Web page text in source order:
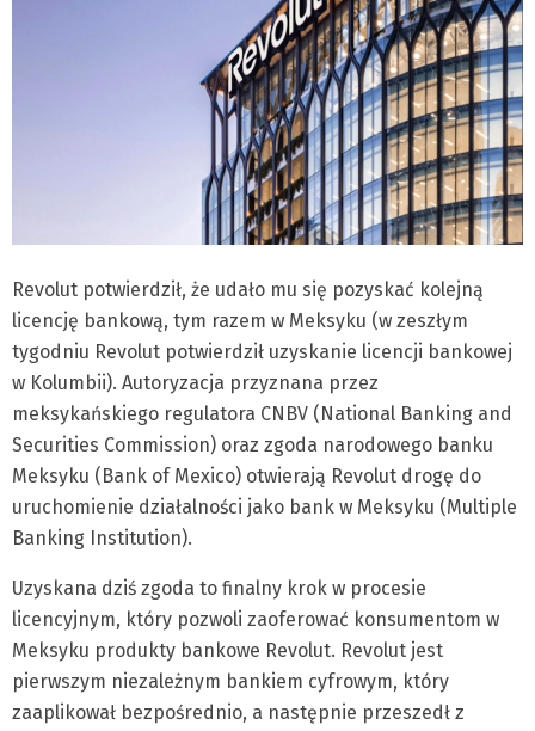
Revolut potwierdził, że udało mu się pozyskać kolejną
licencję bankową, tym razem w Meksyku (w zeszłym
tygodniu Revolut potwierdził uzyskanie licencji bankowej
w Kolumbii). Autoryzacja przyznana przez
meksykańskiego regulatora CNBV (National Banking and
Securities Commission) oraz zgoda narodowego banku
Meksyku (Bank of Mexico) otwierają Revolut drogę do
uruchomienie działalności jako bank w Meksyku (Multiple
Banking Institution).
Uzyskana dziś zgoda to finalny krok w procesie
licencyjnym, który pozwoli zaoferować konsumentom w
Meksyku produkty bankowe Revolut. Revolut jest
pierwszym niezależnym bankiem cyfrowym, który
zaaplikował bezpośrednio, a następnie przeszedł z